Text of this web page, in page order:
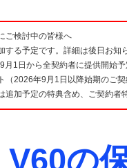
検討中の皆様へ
る予定です。詳細は後日お知
1日から全契約者に提供開始予
2026年9月1日以降始期のご契
加予定の特典含め、ご契約者
の